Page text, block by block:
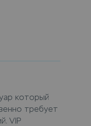
который
требует
VIP